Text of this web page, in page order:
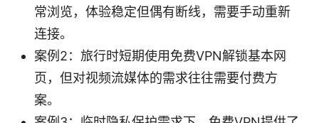
常浏览，体验稳定但偶有断线，需要手动重新
连接。
案例2：旅行时短期使用免费VPN解锁基本网
页，但对视频流媒体的需求往往需要付费方
案。